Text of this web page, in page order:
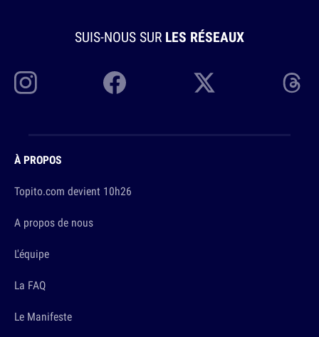
SUIS-NOUS SUR LES RÉSEAUX
À PROPOS
Topito.com devient 10h26
A propos de nous
L'équipe
La FAQ
Le Manifeste